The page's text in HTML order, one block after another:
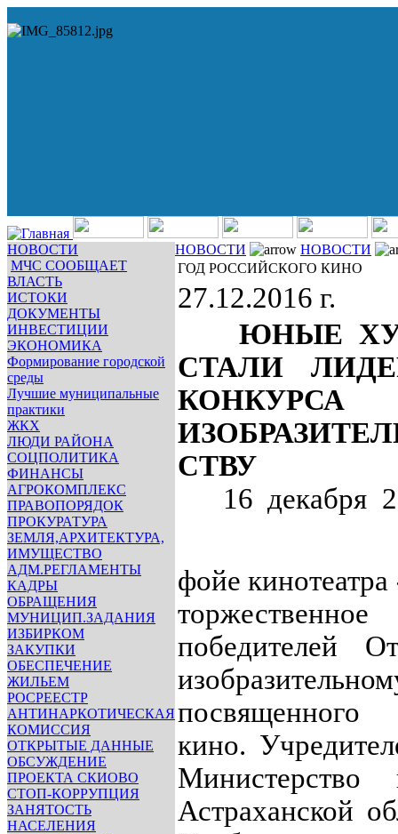
НОВОСТИ
МЧС СООБЩАЕТ
ВЛАСТЬ
ИСТОКИ
ДОКУМЕНТЫ
ИНВЕСТИЦИИ
ЭКОНОМИКА
Формирование городской
среды
Лучшие муниципальные
практики
ЖКХ
ЛЮДИ РАЙОНА
СОЦПОЛИТИКА
ФИНАНСЫ
АГРОКОМПЛЕКС
ПРАВОПОРЯДОК
ПРОКУРАТУРА
ЗЕМЛЯ,АРХИТЕКТУРА,
ИМУЩЕСТВО
АДМ.РЕГЛАМЕНТЫ
КАДРЫ
ОБРАЩЕНИЯ
МУНИЦИП.ЗАДАНИЯ
ИЗБИРКОМ
ЗАКУПКИ
ОБЕСПЕЧЕНИЕ
ЖИЛЬЕМ
РОСРЕЕСТР
АНТИНАРКОТИЧЕСКАЯ
КОМИССИЯ
ОТКРЫТЫЕ ДАННЫЕ
ОБСУЖДЕНИЕ
ПРОЕКТА СКИОВО
СТОП-КОРРУПЦИЯ
ЗАНЯТОСТЬ
НАСЕЛЕНИЯ
НОВОСТИ
НОВОСТИ
ГОД РОССИЙСКОГО КИНО
27.12.2016 г.
ЮНЫЕ
СТАЛИ
СТВУ
16 декабря
фойе
победителей
кино.
Астраханской